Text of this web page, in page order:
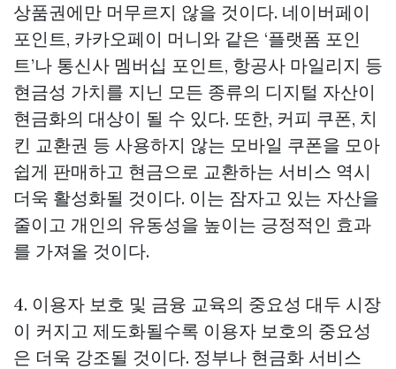
상품권에만 머무르지 않을 것이다. 네이버페이
포인트, 카카오페이 머니와 같은 ‘플랫폼 포인
트’나 통신사 멤버십 포인트, 항공사 마일리지 등
현금성 가치를 지닌 모든 종류의 디지털 자산이
현금화의 대상이 될 수 있다. 또한, 커피 쿠폰, 치
킨 교환권 등 사용하지 않는 모바일 쿠폰을 모아
쉽게 판매하고 현금으로 교환하는 서비스 역시
더욱 활성화될 것이다. 이는 잠자고 있는 자산을
줄이고 개인의 유동성을 높이는 긍정적인 효과
를 가져올 것이다.
4. 이용자 보호 및 금융 교육의 중요성 대두 시장
이 커지고 제도화될수록 이용자 보호의 중요성
은 더욱 강조될 것이다. 정부나 현금화 서비스